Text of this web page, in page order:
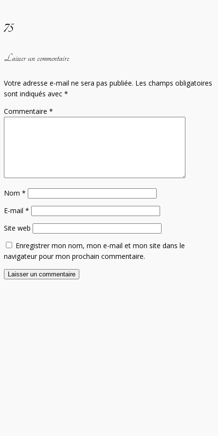
75
Laisser un commentaire
Votre adresse e-mail ne sera pas publiée. Les champs obligatoires
sont indiqués avec *
Commentaire *
Nom *
E-mail *
Site web
Enregistrer mon nom, mon e-mail et mon site dans le
navigateur pour mon prochain commentaire.